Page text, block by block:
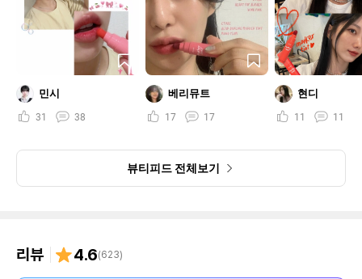
민시
31 38
베리뮤트
17 17
현디
11 11
뷰티피드 전체보기
리뷰 4.6(623)